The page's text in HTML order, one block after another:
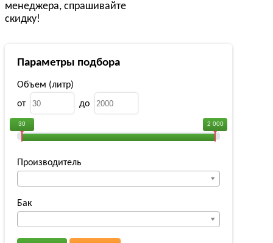
менеджера, спрашивайте
скидку!
Параметры подбора
Объем (литр)
от
до
30 2 000
Производитель
Бак